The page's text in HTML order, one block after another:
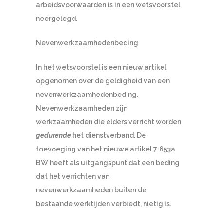
arbeidsvoorwaarden is in een wetsvoorstel
neergelegd.
Nevenwerkzaamhedenbeding
In het wetsvoorstel is een nieuw artikel
opgenomen over de geldigheid van een
nevenwerkzaamhedenbeding.
Nevenwerkzaamheden zijn
werkzaamheden die elders verricht worden
gedurende het dienstverband. De
toevoeging van het nieuwe artikel 7:653a
BW heeft als uitgangspunt dat een beding
dat het verrichten van
nevenwerkzaamheden buiten de
bestaande werktijden verbiedt, nietig is.